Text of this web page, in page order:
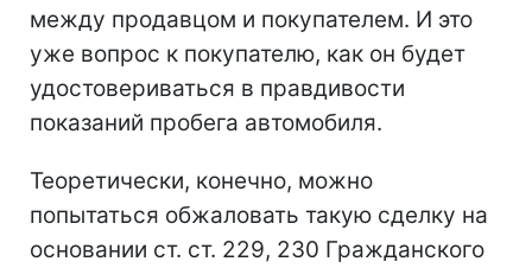
между продавцом и покупателем. И это
уже вопрос к покупателю, как он будет
удостовериваться в правдивости
показаний пробега автомобиля.
Теоретически, конечно, можно
попытаться обжаловать такую сделку на
основании ст. ст. 229, 230 Гражданского